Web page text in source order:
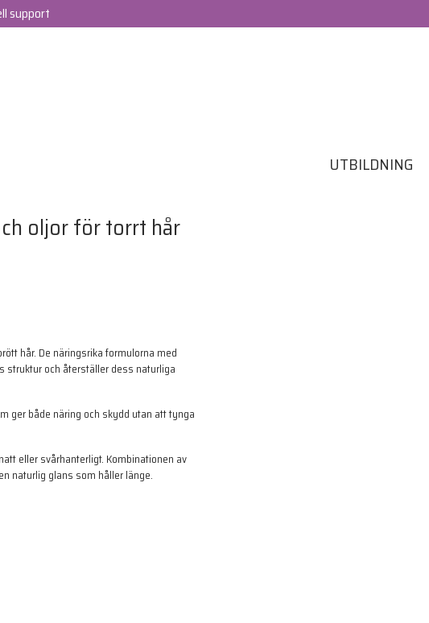
support
UTBILDNING
hår. De näringsrika formulorna med
struktur och återställer dess naturliga
ger både näring och skydd utan att tynga
eller svårhanterligt. Kombinationen av
naturlig glans som håller länge.